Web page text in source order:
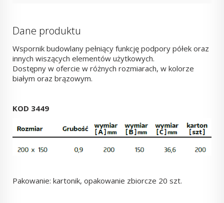
Dane produktu
Wspornik budowlany pełniący funkcję podpory półek oraz
innych wiszących elementów użytkowych.
Dostępny w ofercie w różnych rozmiarach, w kolorze
białym oraz brązowym.
KOD 3449
Pakowanie: kartonik, opakowanie zbiorcze 20 szt.